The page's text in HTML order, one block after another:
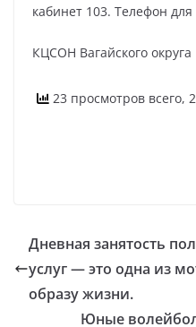
кабинет 103. Телефон
КЦСОН Вагайского округа
23 просмотров всего,
Дневная занятость
услуг — это одна из
образу жизни.
Юные